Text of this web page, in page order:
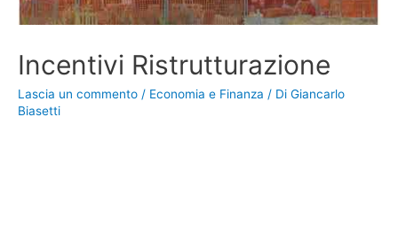
Incentivi Ristrutturazione
Lascia un commento / Economia e Finanza / Di Giancarlo
Biasetti